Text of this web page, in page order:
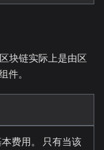
块链实际上是由区
件。
费用。 只有当该